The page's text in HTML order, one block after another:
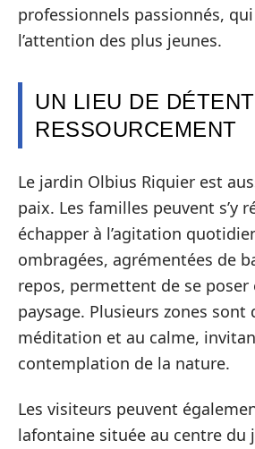
professionnels passionnés,
l’attention des plus jeunes.
UN LIEU DE
RESSOURCEMENT
Le jardin Olbius Riquier est
paix. Les familles peuvent s’y
échapper à l’agitation
ombragées, agrémentées de
repos, permettent de se poser
paysage. Plusieurs zones sont
méditation et au calme,
contemplation de la nature.
Les visiteurs peuvent
lafontaine située au centre du